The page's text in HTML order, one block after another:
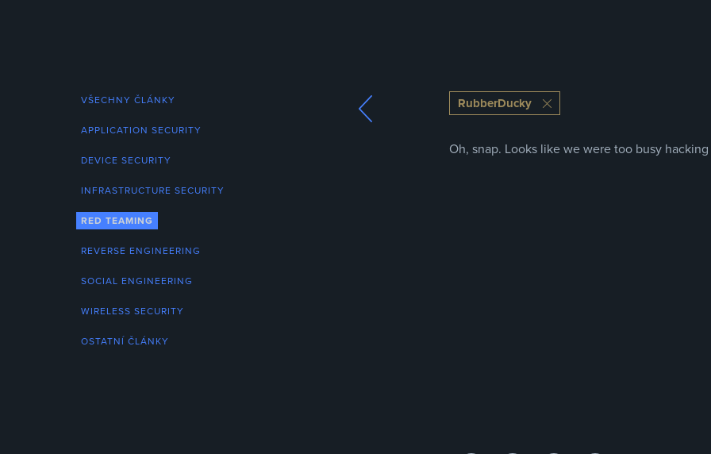
VŠECHNY ČLÁNKY
APPLICATION SECURITY
DEVICE SECURITY
INFRASTRUCTURE SECURITY
RED TEAMING
REVERSE ENGINEERING
SOCIAL ENGINEERING
WIRELESS SECURITY
OSTATNÍ ČLÁNKY
RubberDucky
Oh, snap. Looks like we were too busy